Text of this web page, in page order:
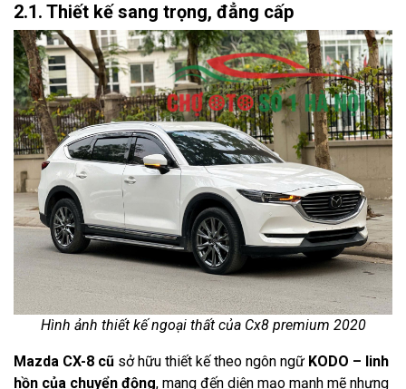
2.1. Thiết kế sang trọng, đẳng cấp
Hình ảnh thiết kế ngoại thất của Cx8 premium 2020
Mazda CX-8 cũ sở hữu thiết kế theo ngôn ngữ KODO – linh
hồn của chuyển động, mang đến diện mạo mạnh mẽ nhưng